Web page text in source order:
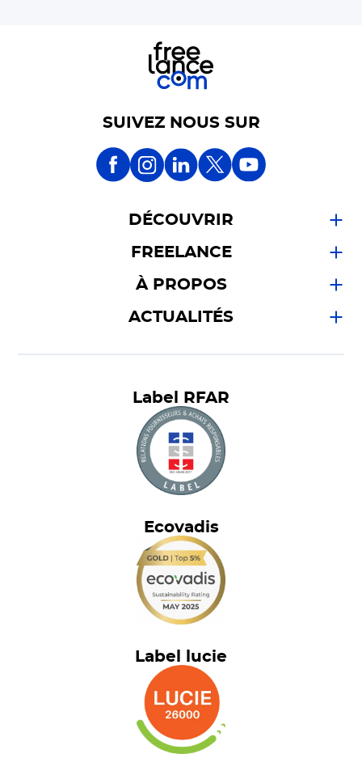
SUIVEZ NOUS SUR
DÉCOUVRIR
FREELANCE
À PROPOS
ACTUALITÉS
Label RFAR
Ecovadis
Label lucie